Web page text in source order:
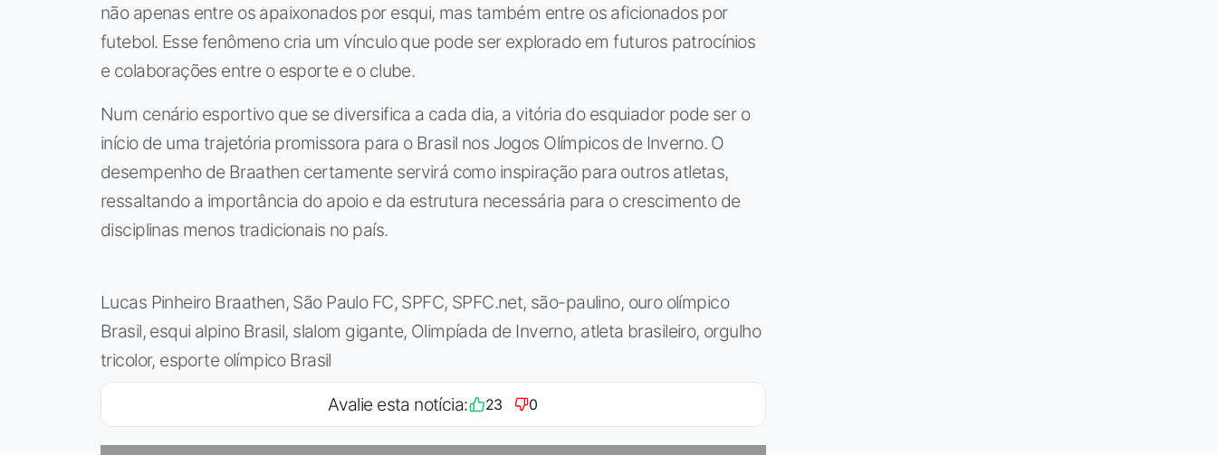
não apenas entre os apaixonados por esqui, mas também entre os aficionados por
futebol. Esse fenômeno cria um vínculo que pode ser explorado em futuros patrocínios
e colaborações entre o esporte e o clube.
Num cenário esportivo que se diversifica a cada dia, a vitória do esquiador pode ser o
início de uma trajetória promissora para o Brasil nos Jogos Olímpicos de Inverno. O
desempenho de Braathen certamente servirá como inspiração para outros atletas,
ressaltando a importância do apoio e da estrutura necessária para o crescimento de
disciplinas menos tradicionais no país.
Lucas Pinheiro Braathen, São Paulo FC, SPFC, SPFC.net, são-paulino, ouro olímpico
Brasil, esqui alpino Brasil, slalom gigante, Olimpíada de Inverno, atleta brasileiro, orgulho
tricolor, esporte olímpico Brasil
Avalie esta notícia: 23 0